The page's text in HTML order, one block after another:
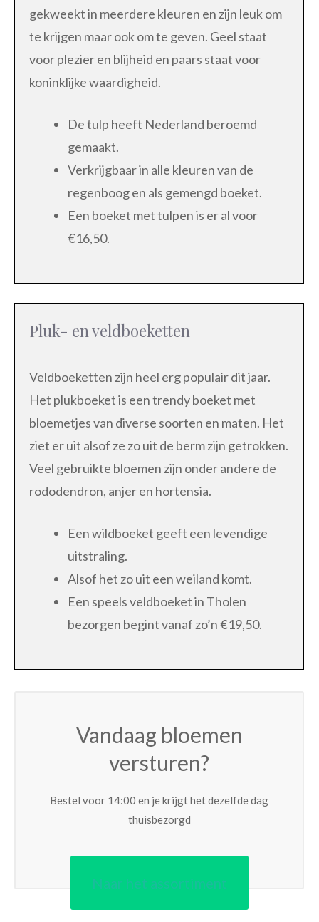
gekweekt in meerdere kleuren en zijn leuk om
te krijgen maar ook om te geven. Geel staat
voor plezier en blijheid en paars staat voor
koninklijke waardigheid.
De tulp heeft Nederland beroemd
gemaakt.
Verkrijgbaar in alle kleuren van de
regenboog en als gemengd boeket.
Een boeket met tulpen is er al voor
€16,50.
Pluk- en veldboeketten
Veldboeketten zijn heel erg populair dit jaar.
Het plukboeket is een trendy boeket met
bloemetjes van diverse soorten en maten. Het
ziet er uit alsof ze zo uit de berm zijn getrokken.
Veel gebruikte bloemen zijn onder andere de
rododendron, anjer en hortensia.
Een wildboeket geeft een levendige
uitstraling.
Alsof het zo uit een weiland komt.
Een speels veldboeket in Tholen
bezorgen begint vanaf zo’n €19,50.
Vandaag bloemen
versturen?
Bestel voor 14:00 en je krijgt het dezelfde dag
thuisbezorgd
Naar het assortiment